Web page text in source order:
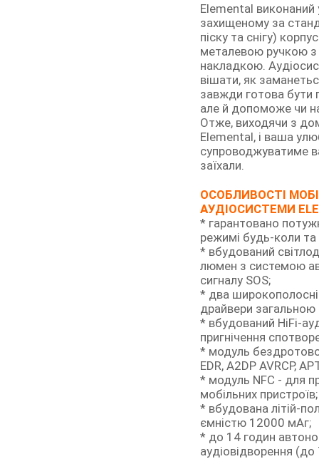
Elemental
захищеному за
піску та снігу)
металевою ручкою
накладкою.
вішати, як
завжди готова бути
але й допоможе чи
Отже, виходячи з
Elemental, і ваша
супроводжуватиме
заїхали.
ОСОБЛИВОСТІ
АУДІОСИСТЕМИ
* гарантовано
режимі будь-коли
* вбудований
люмен з системою
сигналу SOS;
* два
драйвери
* вбудований HiFi-
пригнічення
* модуль
EDR, A2DP AVRCP,
* модуль NFC - для
мобільних пристроїв;
* вбудована літій-
ємністю 12000 мАг;
* до 14 годин
аудіовідворення